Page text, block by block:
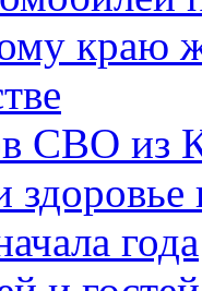
краю
СВО из
года